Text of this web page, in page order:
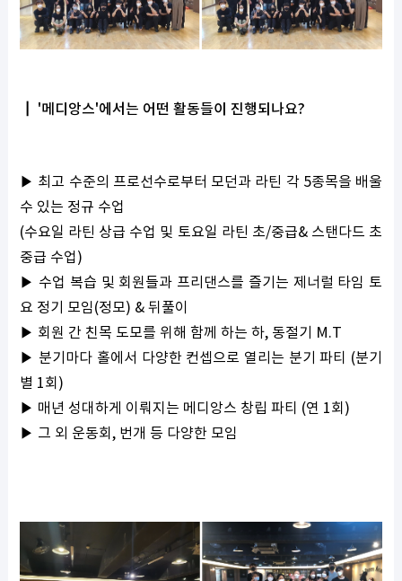
┃ '메디앙스'에서는 어떤 활동들이 진행되나요?
▶ 최고 수준의 프로선수로부터 모던과 라틴 각 5종목을 배울
수 있는 정규 수업
(수요일 라틴 상급 수업 및 토요일 라틴 초/중급& 스탠다드 초
중급 수업)
▶ 수업 복습 및 회원들과 프리댄스를 즐기는 제너럴 타임 토
요 정기 모임(정모) & 뒤풀이
▶ 회원 간 친목 도모를 위해 함께 하는 하, 동절기 M.T
▶ 분기마다 홀에서 다양한 컨셉으로 열리는 분기 파티 (분기
별 1회)
▶ 매년 성대하게 이뤄지는 메디앙스 창립 파티 (연 1회)
▶ 그 외 운동회, 번개 등 다양한 모임